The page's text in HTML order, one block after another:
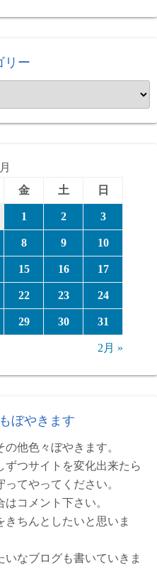
リー
金 土 日
1 2 3
8 9 10
15 16 17
22 23 24
29 30 31
2月 »
ぼやきます
他色々ぼやきます。
ずつサイトを変化出来たら
てやってください。
コメント下さい。
ちんとしたいと思いま
なブログも書いていきま